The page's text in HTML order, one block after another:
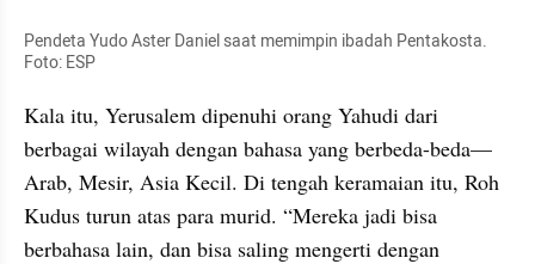
Pendeta Yudo Aster Daniel saat memimpin ibadah Pentakosta.
Foto: ESP
Kala itu, Yerusalem dipenuhi orang Yahudi dari
berbagai wilayah dengan bahasa yang berbeda-beda—
Arab, Mesir, Asia Kecil. Di tengah keramaian itu, Roh
Kudus turun atas para murid. “Mereka jadi bisa
berbahasa lain, dan bisa saling mengerti dengan